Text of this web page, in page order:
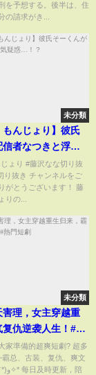
を予想する。後半は、住
の請求がき...
未分類
んじょり】彼氏
信者なつきと浮気
ょり #藤沢なな切り抜
り抜き チャンネルをご
がとうございます！ 藤
りの...
未分類
害理，女主穿越重
仇逆袭人生！#熱
家準備的超爽短劇? 超多
总、古装、复仇、爽文